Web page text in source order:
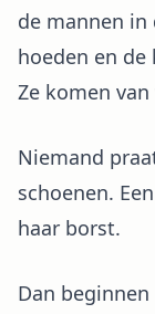
de mannen in
hoeden en
Ze komen
Niemand
schoenen.
haar borst.
Dan